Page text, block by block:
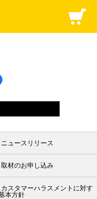
ニュースリリース
取材のお申し込み
カスタマーハラスメントに対す
本方針